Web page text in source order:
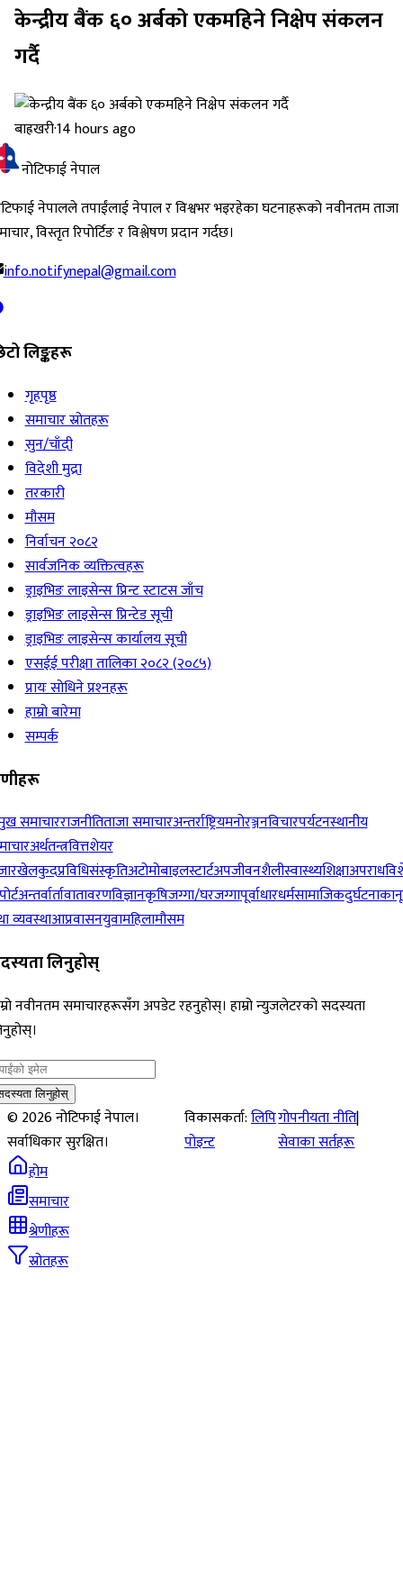
केन्द्रीय बैंक ६० अर्बको एकमहिने निक्षेप संकलन
गर्दै
बाह्रखरी·14 hours ago
नोटिफाई नेपाल
नेपालले तपाईंलाई नेपाल र विश्वभर भइरहेका घटनाहरूको नवीनतम ताजा
विस्तृत रिपोर्टिङ र विश्लेषण प्रदान गर्दछ।
info.notifynepal@gmail.com
लिङ्कहरू
गृहपृष्ठ
समाचार स्रोतहरू
सुन/चाँदी
विदेशी मुद्रा
तरकारी
मौसम
निर्वाचन २०८२
सार्वजनिक व्यक्तित्वहरू
ड्राइभिङ लाइसेन्स प्रिन्ट स्टाटस जाँच
ड्राइभिङ लाइसेन्स प्रिन्टेड सूची
ड्राइभिङ लाइसेन्स कार्यालय सूची
एसईई परीक्षा तालिका २०८२ (२०८५)
प्रायः सोधिने प्रश्‍नहरू
हाम्रो बारेमा
सम्पर्क
समाचारराजनीतिताजा समाचारअन्तर्राष्ट्रियमनोरञ्जनविचारपर्यटनस्थानीय
अर्थतन्त्रवित्तशेयर
खेलकुदप्रविधिसंस्कृतिअटोमोबाइलस्टार्टअपजीवनशैलीस्वास्थ्यशिक्षाअपराध
अन्तर्वार्तावातावरणविज्ञानकृषिजग्गा/घरजग्गापूर्वाधारधर्मसामाजिकदुर्घटना
व्यवस्थाआप्रवासनयुवामहिलामौसम
लिनुहोस्
नवीनतम समाचारहरूसँग अपडेट रहनुहोस्। हाम्रो न्युजलेटरको सदस्यता
लिनुहोस्
©2026नोटिफाई नेपाल।
सर्वाधिकार सुरक्षित।
विकासकर्ता:लिपि
पोइन्ट
गोपनीयता नीति|
सेवाका सर्तहरू
होम
समाचार
श्रेणीहरू
स्रोतहरू